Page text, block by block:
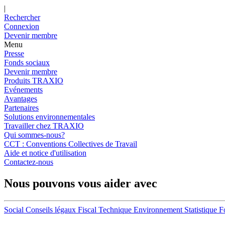
|
Rechercher
Connexion
Devenir membre
Menu
Presse
Fonds sociaux
Devenir membre
Produits TRAXIO
Evénements
Avantages
Partenaires
Solutions environnementales
Travailler chez TRAXIO
Qui sommes-nous?
CCT : Conventions Collectives de Travail
Aide et notice d'utilisation
Contactez-nous
Nous pouvons vous aider avec
Social Conseils légaux Fiscal Technique Environnement Statistique